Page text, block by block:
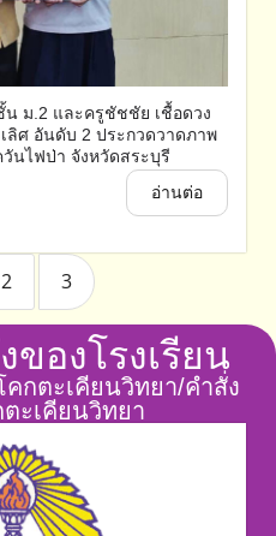
ม.2 และครูชัชชัย เชื้อดวง
ลิศ อันดับ 2 ประกวดวาดภาพ
นไฟป่า จังหวัดสระบุรี
อ่านต่อ
2 3
ของโรงเรียน
คกตะเคียนวิทยา/คำสั่ง
ะเคียนวิทยา